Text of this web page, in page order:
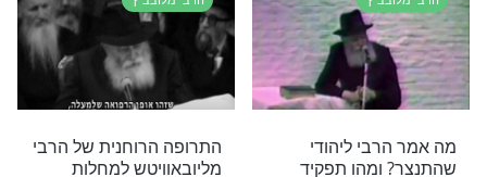
הרבי מלובביץ'